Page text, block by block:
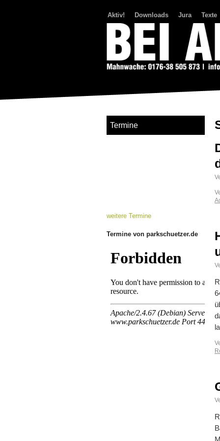
Aktiv! Downloads Jura Texte
Termine
weitere Termine
Termine von parkschuetzer.de